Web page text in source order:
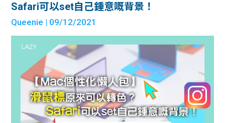
Safari可以set自己鍾意嘅背景！
Queenie | 09/12/2021